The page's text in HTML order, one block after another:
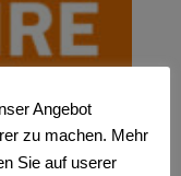
Angebot
zu machen. Mehr
Sie auf userer